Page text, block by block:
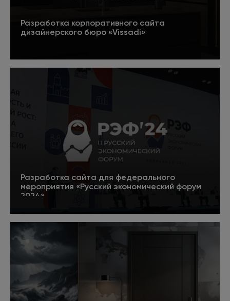
Разработка корпоративного сайта
дизайнерского бюро «Vissadi»
Подробнее
Разработка сайта для федерального
мероприятия «Русский экономический форум
2024»
Подробнее 5